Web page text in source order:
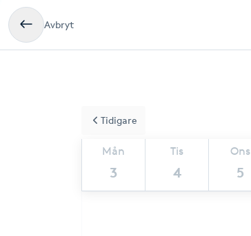
Avbryt
Mån
3
Tis
4
Ons
5
Tidigare